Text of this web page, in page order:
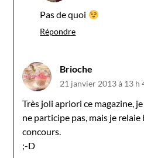
Pas de quoi
Répondre
Brioche
21 janvier 2013 à 13 h
Très joli apriori ce magazine,
ne participe pas, mais je
concours.
;-D